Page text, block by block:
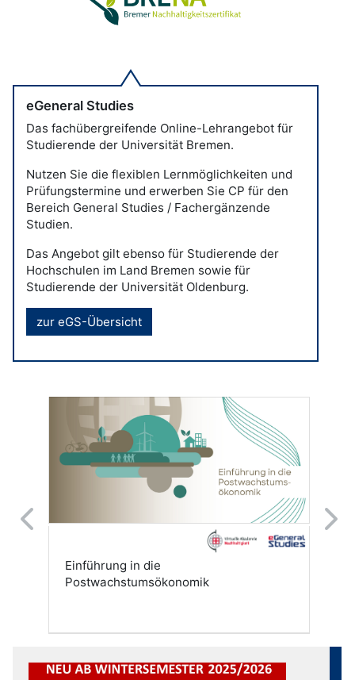
eGeneral Studies
Das fachübergreifende Online-Lehrangebot für
Studierende der Universität Bremen.
Nutzen Sie die flexiblen Lernmöglichkeiten und
Prüfungstermine und erwerben Sie CP für den
Bereich General Studies / Fachergänzende
Studien.
Das Angebot gilt ebenso für Studierende der
Hochschulen im Land Bremen sowie für
Studierende der Universität Oldenburg.
zur eGS-Übersicht
Kursübersicht überspringen
Einführung in die
Postwachstumsökonomik
Previous Next